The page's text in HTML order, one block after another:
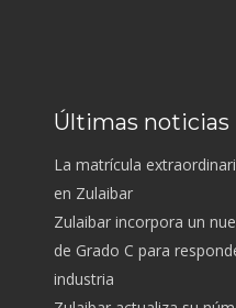
Últimas noticias
La matrícula
en Zulaibar
Zulaibar incorpora un
de Grado C para
industria